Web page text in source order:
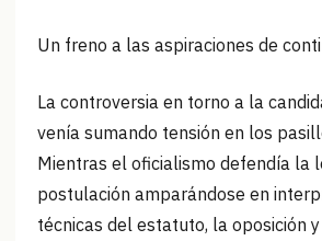
Un freno a las aspiraciones de
La controversia en torno a la
venía sumando tensión en los
Mientras el oficialismo defendía la
postulación amparándose en
técnicas del estatuto, la oposición